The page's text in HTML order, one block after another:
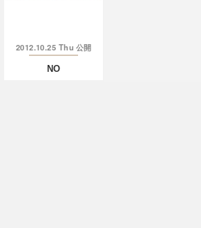
2012.10.25 Thu 公開
NO